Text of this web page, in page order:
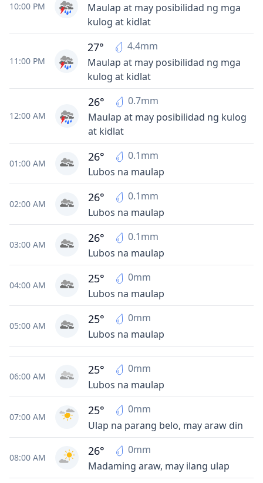
10:00 PM
Maulap at may posibilidad ng mga
kulog at kidlat
11:00 PM
Maulap at may posibilidad ng mga
kulog at kidlat
27° 4.4mm
12:00 AM
Maulap at may posibilidad ng kulog
at kidlat
26° 0.7mm
01:00 AM
Lubos na maulap
26° 0.1mm
02:00 AM
Lubos na maulap
26° 0.1mm
03:00 AM
Lubos na maulap
26° 0.1mm
04:00 AM
Lubos na maulap
25° 0mm
05:00 AM
Lubos na maulap
25° 0mm
06:00 AM
Lubos na maulap
25° 0mm
07:00 AM
Ulap na parang belo, may araw din
25° 0mm
08:00 AM
Madaming araw, may ilang ulap
26° 0mm